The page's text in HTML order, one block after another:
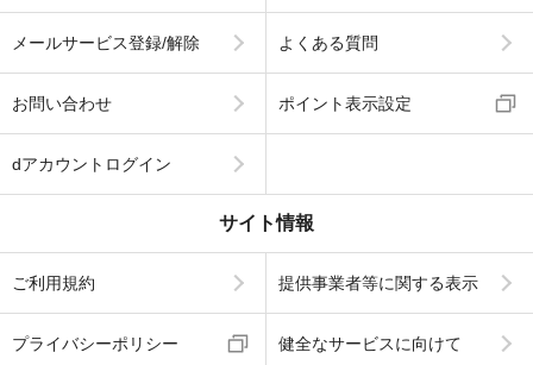
メールサービス登録/解除 よくある質問
お問い合わせ ポイント表示設定
dアカウントログイン
サイト情報
ご利用規約 提供事業者等に関する表示
プライバシーポリシー 健全なサービスに向けて